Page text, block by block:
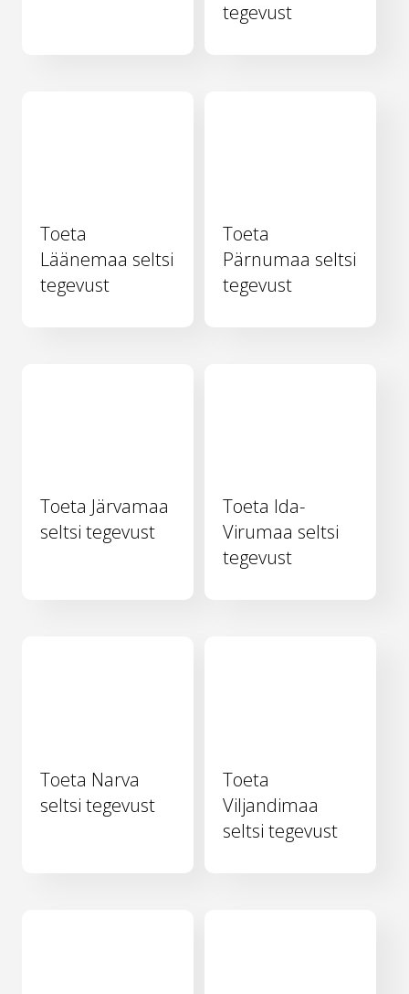
tegevust
Toeta
Läänemaa seltsi
tegevust
Toeta
Pärnumaa seltsi
tegevust
Toeta Järvamaa
seltsi tegevust
Toeta Ida-
Virumaa seltsi
tegevust
Toeta Narva
seltsi tegevust
Toeta
Viljandimaa
seltsi tegevust